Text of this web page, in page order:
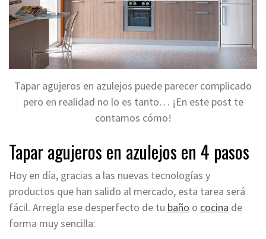
Tapar agujeros en azulejos puede parecer complicado
pero en realidad no lo es tanto… ¡En este post te
contamos cómo!
Tapar agujeros en azulejos en 4 pasos
Hoy en día, gracias a las nuevas tecnologías y
productos que han salido al mercado, esta tarea será
fácil. Arregla ese desperfecto de tu baño o cocina de
forma muy sencilla: